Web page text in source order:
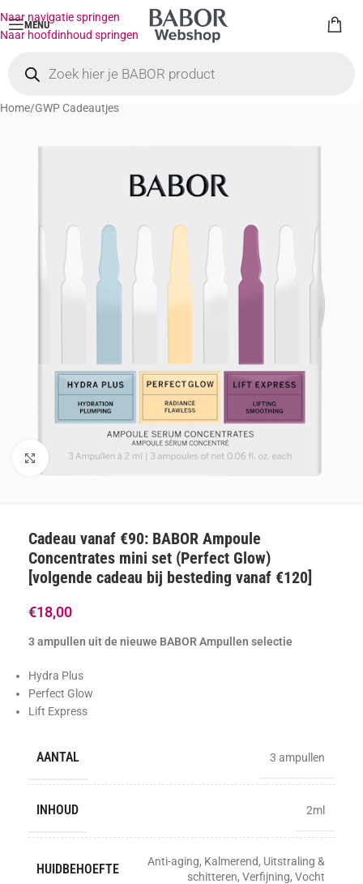
Naar navigatie springen
Naar hoofdinhoud springen
MENU
Home/GWP Cadeautjes
Klik om te vergroten
Cadeau vanaf €90: BABOR Ampoule
Concentrates mini set (Perfect Glow)
[volgende cadeau bij besteding vanaf €120]
€18,00
3 ampullen uit de nieuwe BABOR Ampullen selectie
Hydra Plus
Perfect Glow
Lift Express
AANTAL 3 ampullen
INHOUD 2ml
HUIDBEHOEFTE Anti-aging, Kalmerend, Uitstraling &
schitteren, Verfijning, Vocht